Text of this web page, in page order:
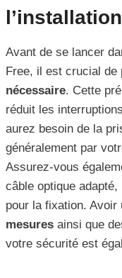
l’installation
Avant de se lancer
Free, il est crucial de
nécessaire. Cette
réduit les
aurez besoin de la
généralement par
Assurez-vous
câble optique
pour la fixation. Avoir
mesures ainsi que
votre sécurité est